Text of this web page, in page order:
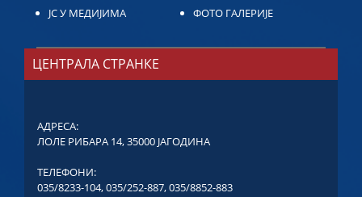
ЈС У МЕДИЈИМА
ФОТО ГАЛЕРИЈЕ
ЦЕНТРАЛА СТРАНКЕ
АДРЕСА:
ЛОЛЕ РИБАРА 14, 35000 ЈАГОДИНА
ТЕЛЕФОНИ:
035/8233-104,035/252-887,035/8852-883